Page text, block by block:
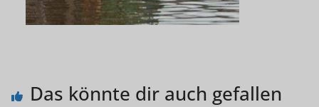
Das könnte dir auch gefallen